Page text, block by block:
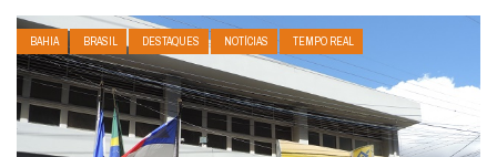
BAHIA BRASIL DESTAQUES NOTÍCIAS TEMPO REAL